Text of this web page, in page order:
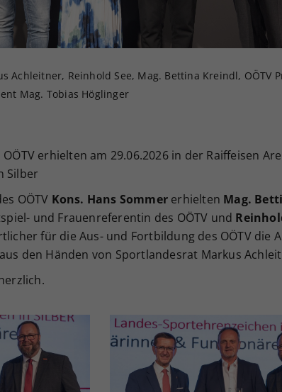
Achleitner, Reinhold See, Mag. Bettina Kreindl, OÖTV
Mag. Tobias Höglinger
erhielten am 29.06.2026 in der Raiffeisen
Silber
OÖTV Kons. Hans Sommer erhielten Mag.
und Frauenreferentin des OÖTV und
für die Aus- und Fortbildung des OÖTV die
den Händen von Sportlandesrat Markus
Ihrer vorgenommen
Webseiten-Betreiber dies